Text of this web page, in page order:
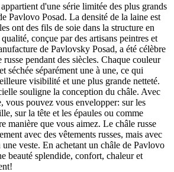
d'une série limitée des plus grands
Pavlovo Posad. La densité de la laine est
ont des fils de soie dans la structure en
conçue par des artisans peintres et
de Pavlovsky Posad, a été célèbre
russe pendant des siècles. Chaque couleur
séchée séparément une à une, ce qui
visibilité et une plus grande netteté.
souligne la conception du châle. Avec
vous pouvez vous envelopper: sur les
sur la tête et les épaules ou comme
manière que vous aimez. Le châle russe
avec des vêtements russes, mais avec
veste. En achetant un châle de Pavlovo
beauté splendide, confort, chaleur et